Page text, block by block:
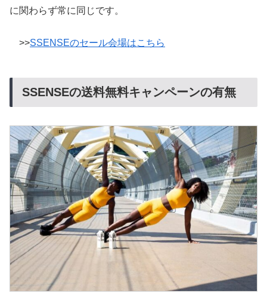
に関わらず常に同じです。
>>SSENSEのセール会場はこちら
SSENSEの送料無料キャンペーンの有無